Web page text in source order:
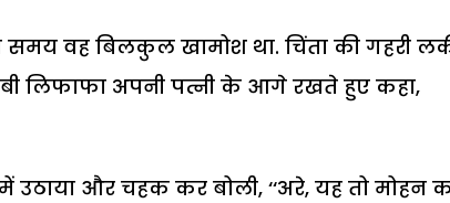
वह बिलकुल खामोश था. चिंता की गहरी
लिफाफा अपनी पत्नी के आगे रखते हुए कहा,
उठाया और चहक कर बोली, ‘‘अरे, यह तो मोहन